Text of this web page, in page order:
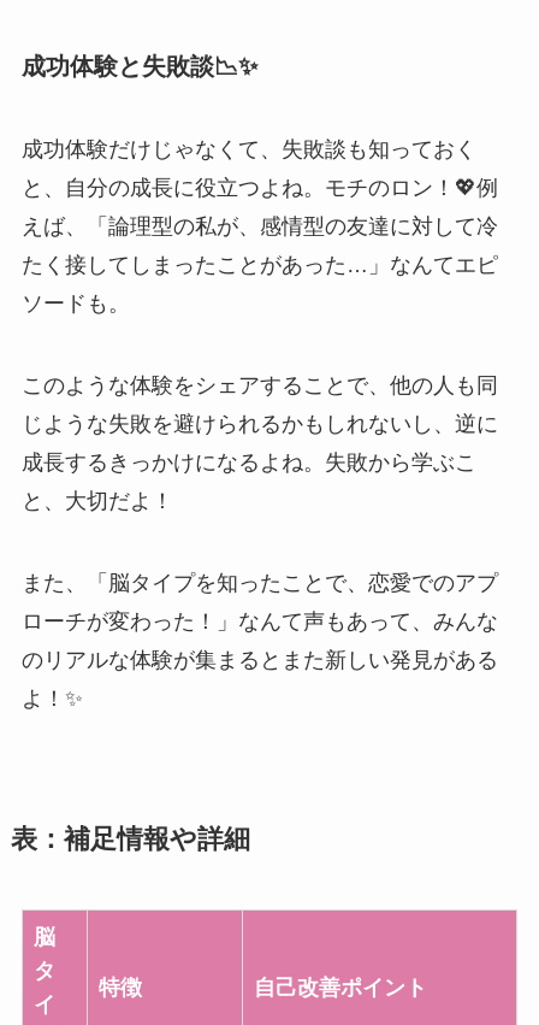
成功体験と失敗談📉✨
成功体験だけじゃなくて、失敗談も知っておく
と、自分の成長に役立つよね。モチのロン！💖例
えば、「論理型の私が、感情型の友達に対して冷
たく接してしまったことがあった…」なんてエピ
ソードも。
このような体験をシェアすることで、他の人も同
じような失敗を避けられるかもしれないし、逆に
成長するきっかけになるよね。失敗から学ぶこ
と、大切だよ！
また、「脳タイプを知ったことで、恋愛でのアプ
ローチが変わった！」なんて声もあって、みんな
のリアルな体験が集まるとまた新しい発見がある
よ！✨
表：補足情報や詳細
脳
タ
イ
特徴 自己改善ポイント